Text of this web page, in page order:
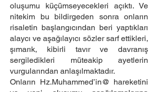
oluşumu küçümseyecekleri açıktı. Ve
nitekim bu bildirgeden sonra onların
risaletin başlangıcından beri yaptıkları
alaycı ve aşağılayıcı sözler sarf ettikleri,
şımarık, kibirli tavır ve davranış
sergiledikleri müteakip ayetlerin
vurgularından anlaşılmaktadır.
Onların Hz.Muhammed’in@ hareketini